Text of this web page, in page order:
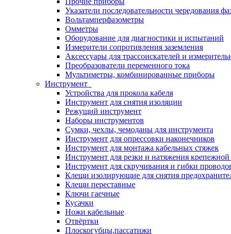
Указатели последовательности чередования
Вольтамперфазометры
Омметры
Оборудование для диагностики и испытаний
Измерители сопротивления заземления
Аксессуары для трассоискателей и
Преобразователи переменного тока
Мультиметры, комбинированные приборы
Инструмент
Устройства для прокола кабеля
Инструмент для снятия изоляции
Режущий инструмент
Наборы инструментов
Сумки, чехлы, чемоданы для инструмента
Инструмент для опрессовки наконечников
Инструмент для монтажа кабельных стяжек
Инструмент для резки и натяжения
Инструмент для скручивания и гибки
Клещи изолирующие для снятия
Клещи переставные
Ключи гаечные
Кусачки
Ножи кабельные
Отвёртки
Плоскогубцы,пассатижи